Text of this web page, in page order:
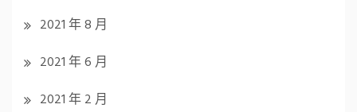
2021 年 8 月
2021 年 6 月
2021 年 2 月